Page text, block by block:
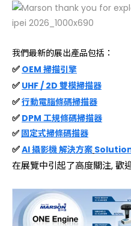
我們最新的展出產品包括：
✅ OEM 掃描引擎
✅ UHF / 2D 雙模掃描器
✅行動電腦條碼掃描器
✅ DPM 工規條碼掃描器
✅ 固定式掃條碼描器
✅AI 攝影機 解決方案
在展覽中引起了高度關注, 歡